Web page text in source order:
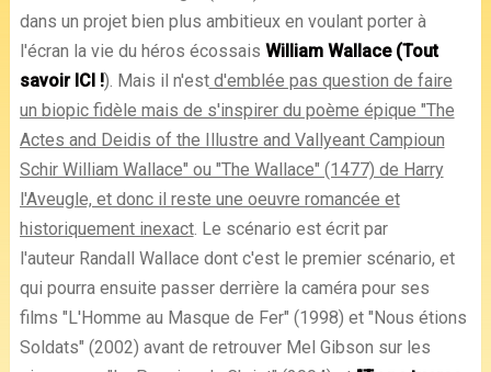
dans un projet bien plus ambitieux en voulant porter à
l'écran la vie du héros écossais William Wallace (Tout
savoir ICI !). Mais il n'estd'emblée pas question de faire
un biopic fidèle mais de s'inspirer du poème épique "The
Actes and Deidis of the Illustre and Vallyeant Campioun
Schir William Wallace" ou "The Wallace" (1477) de Harry
l'Aveugle, et donc il reste une oeuvre romancée et
historiquement inexact. Le scénario est écrit par
l'auteur Randall Wallace dont c'est le premier scénario, et
qui pourra ensuite passer derrière la caméra pour ses
films "L'Homme au Masque de Fer" (1998) et "Nous étions
Soldats" (2002) avant de retrouver Mel Gibson sur les